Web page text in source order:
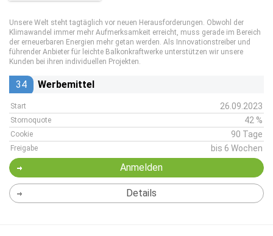
Unsere Welt steht tagtäglich vor neuen Herausforderungen. Obwohl der
Klimawandel immer mehr Aufmerksamkeit erreicht, muss gerade im Bereich
der erneuerbaren Energien mehr getan werden. Als Innovationstreiber und
führender Anbieter für leichte Balkonkraftwerke unterstützen wir unsere
Kunden bei ihren individuellen Projekten.
34 Werbemittel
Start 26.09.2023
Stornoquote 42 %
Cookie 90 Tage
Freigabe bis 6 Wochen
Anmelden
Details